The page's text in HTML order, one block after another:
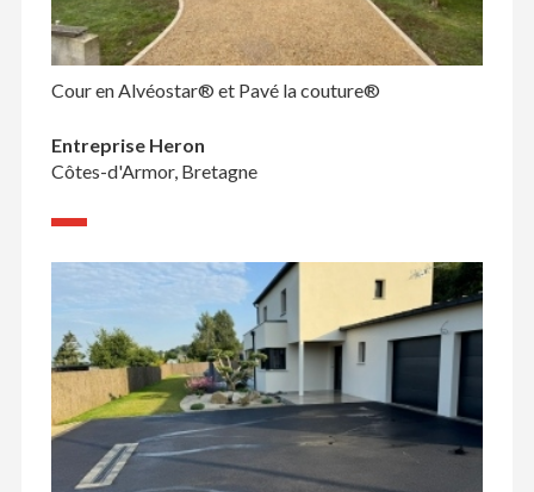
Cour en Alvéostar® et Pavé la couture®
Entreprise Heron
Côtes-d'Armor, Bretagne